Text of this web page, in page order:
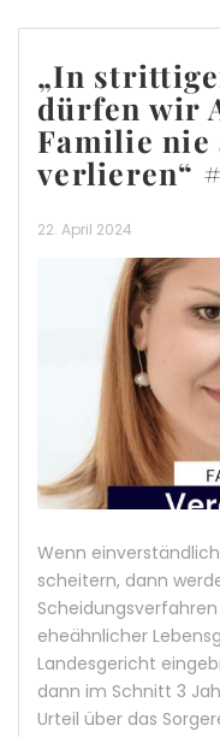
„In
dürfen wir
Familie nie
verlieren“
22. April 2024
Wenn
scheitern, dann
eheähnlicher
Landesgericht
dann im Schnitt 3
Urteil über das